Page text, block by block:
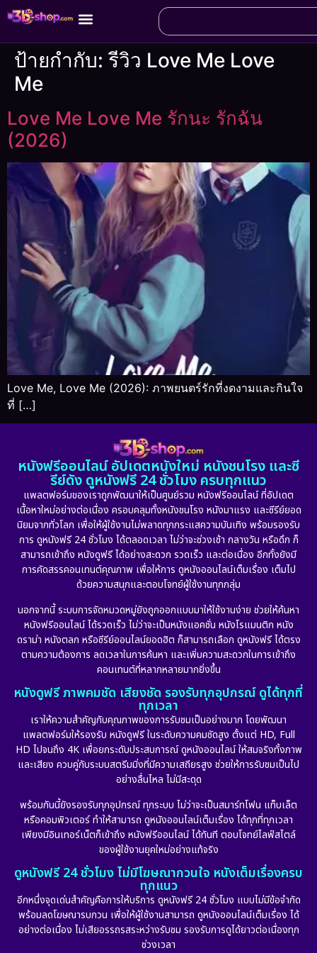
ป้ายกำกับ:รีวิว Love Me Love
Me
Love Me Love Me รักนะ รักฉัน
(2026)
Love Me, Love Me (2026): ภาพยนตร์รักที่งดงามและกินใจ
ที่ […]
หนังฟรีออนไลน์ อัปเดตหนังใหม่ หนังชนโรง และซี
รีย์ดัง ดูหนังฟรี 24 ชั่วโมง ครบทุกแนว
แพลตฟอร์มของเราถูกพัฒนาให้เป็นศูนย์รวม หนังฟรีออนไลน์ ที่อัปเดต
เนื้อหาใหม่อย่างต่อเนื่อง ครอบคลุมทั้งหนังชนโรง หนังมาแรง และซีรีย์ยอด
นิยมจากทั่วโลก เพื่อให้ผู้ใช้งานไม่พลาดทุกกระแสความบันเทิง พร้อมรองรับ
การ ดูหนังฟรี 24 ชั่วโมง ได้ตลอดเวลา ไม่ว่าจะช่วงเช้า กลางวัน หรือดึก ก็
สามารถเข้าถึง หนังดูฟรี ได้อย่างสะดวก รวดเร็ว และต่อเนื่อง อีกทั้งยังมี
การคัดสรรคอนเทนต์คุณภาพ เพื่อให้การ ดูหนังออนไลน์เต็มเรื่อง เต็มไป
ด้วยความสนุกและตอบโจทย์ผู้ใช้งานทุกกลุ่ม
นอกจากนี้ ระบบการจัดหมวดหมู่ยังถูกออกแบบมาให้ใช้งานง่าย ช่วยให้ค้นหา
หนังฟรีออนไลน์ ได้รวดเร็ว ไม่ว่าจะเป็นหนังแอคชั่น หนังโรแมนติก หนัง
ดราม่า หนังตลก หรือซีรีย์ออนไลน์ยอดฮิต ก็สามารถเลือก ดูหนังฟรี ได้ตรง
ตามความต้องการ ลดเวลาในการค้นหา และเพิ่มความสะดวกในการเข้าถึง
คอนเทนต์ที่หลากหลายมากยิ่งขึ้น
หนังดูฟรี ภาพคมชัด เสียงชัด รองรับทุกอุปกรณ์ ดูได้ทุกที่
ทุกเวลา
เราให้ความสำคัญกับคุณภาพของการรับชมเป็นอย่างมาก โดยพัฒนา
แพลตฟอร์มให้รองรับ หนังดูฟรี ในระดับความคมชัดสูง ตั้งแต่ HD, Full
HD ไปจนถึง 4K เพื่อยกระดับประสบการณ์ ดูหนังออนไลน์ ให้สมจริงทั้งภาพ
และเสียง ควบคู่กับระบบสตรีมมิ่งที่มีความเสถียรสูง ช่วยให้การรับชมเป็นไป
อย่างลื่นไหล ไม่มีสะดุด
พร้อมกันนี้ยังรองรับทุกอุปกรณ์ ทุกระบบ ไม่ว่าจะเป็นสมาร์ทโฟน แท็บเล็ต
หรือคอมพิวเตอร์ ทำให้สามารถ ดูหนังออนไลน์เต็มเรื่อง ได้ทุกที่ทุกเวลา
เพียงมีอินเทอร์เน็ตก็เข้าถึง หนังฟรีออนไลน์ ได้ทันที ตอบโจทย์ไลฟ์สไตล์
ของผู้ใช้งานยุคใหม่อย่างแท้จริง
ดูหนังฟรี 24 ชั่วโมง ไม่มีโฆษณากวนใจ หนังเต็มเรื่องครบ
ทุกแนว
อีกหนึ่งจุดเด่นสำคัญคือการให้บริการ ดูหนังฟรี 24 ชั่วโมง แบบไม่มีข้อจำกัด
พร้อมลดโฆษณารบกวน เพื่อให้ผู้ใช้งานสามารถ ดูหนังออนไลน์เต็มเรื่อง ได้
อย่างต่อเนื่อง ไม่เสียอรรถรสระหว่างรับชม รองรับการดูได้ยาวต่อเนื่องทุก
ช่วงเวลา